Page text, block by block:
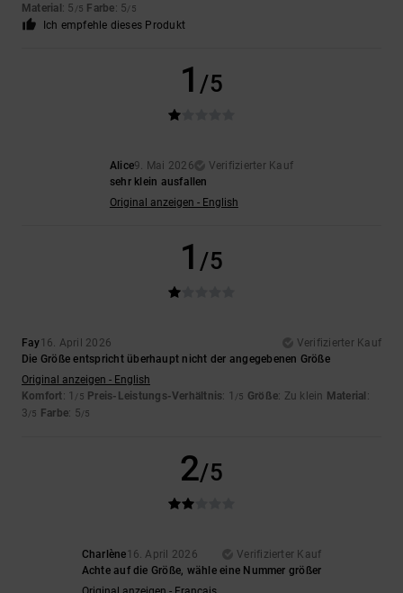
Material : 5 /5 Farbe: 5/5
Ich empfehle dieses Produkt
1/5
Alice9. Mai 2026
Verifizierter Kauf
sehr klein ausfallen
Original anzeigen - English
1/5
Fay16. April 2026
Verifizierter Kauf
Die Größe entspricht überhaupt nicht der angegebenen Größe
Original anzeigen - English
Komfort: 1 /5 Preis-Leistungs-Verhältnis: 1 /5 Größe: Zu klein Material :
3/5 Farbe: 5/5
2/5
Charlène16. April 2026
Verifizierter Kauf
Achte auf die Größe, wähle eine Nummer größer